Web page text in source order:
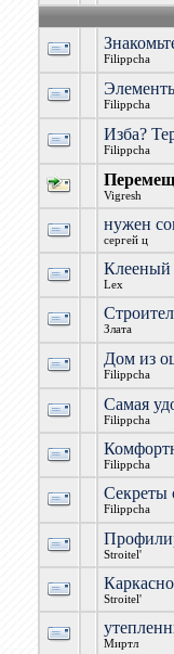
Filippcha
Filippcha
Изба?
Filippcha
Vigresh
нужен
сергей ц
Клееный
Lex
Злата
Дом из
Filippcha
Самая
Filippcha
Filippcha
Секреты
Filippcha
Stroitel'
Stroitel'
Миртл